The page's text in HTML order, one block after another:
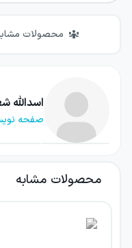
محصولات
اسدالله
صفحه
محصولات مشابه